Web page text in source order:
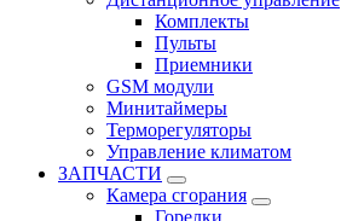
Комплекты
Пульты
Приемники
GSM модули
Минитаймеры
Терморегуляторы
Управление климатом
ЗАПЧАСТИ
Камера сгорания
Горелки